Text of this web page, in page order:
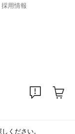
採用情報
ください。